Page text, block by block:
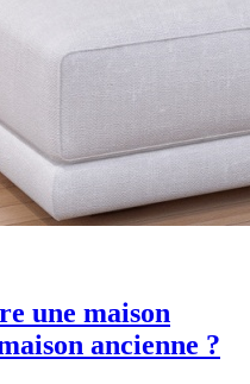
une maison
ancienne ?